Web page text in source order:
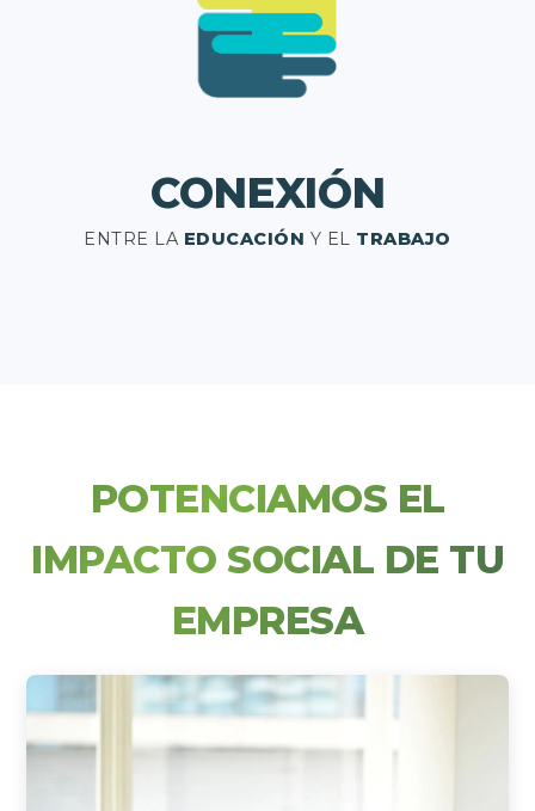
CONEXIÓN
ENTRE LA EDUCACIÓN Y EL TRABAJO
POTENCIAMOS EL
IMPACTO SOCIAL DE TU
EMPRESA